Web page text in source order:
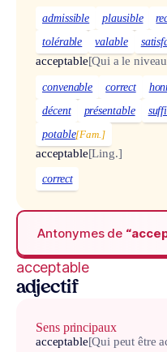
admissible plausible
tolérable
valable
acceptable[Qui a le
convenable correct
décent
présentable
potable[Fam.]
acceptable[Ling.]
correct
Antonymes de
acceptable
adjectif
Sens principaux
acceptable[Qui peut être